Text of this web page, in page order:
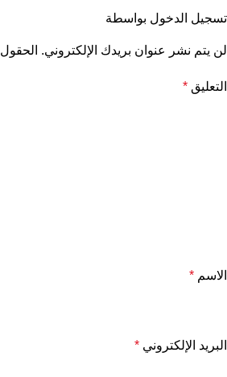
تسجيل الدخول بواسطة
لن يتم نشر عنوان بريدك الإلكتروني.
التعليق *
الاسم *
البريد الإلكتروني *